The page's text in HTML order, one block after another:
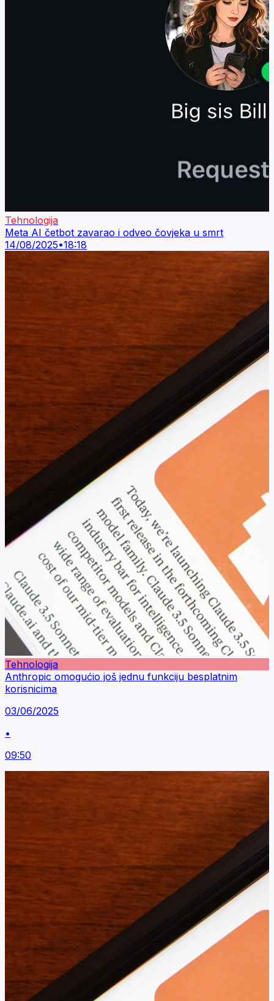
Tehnologija
Meta AI četbot zavarao i odveo čovjeka u smrt
14/08/2025•18:18
Tehnologija
Anthropic omogućio još jednu funkciju besplatnim
korisnicima
03/06/2025
•
09:50